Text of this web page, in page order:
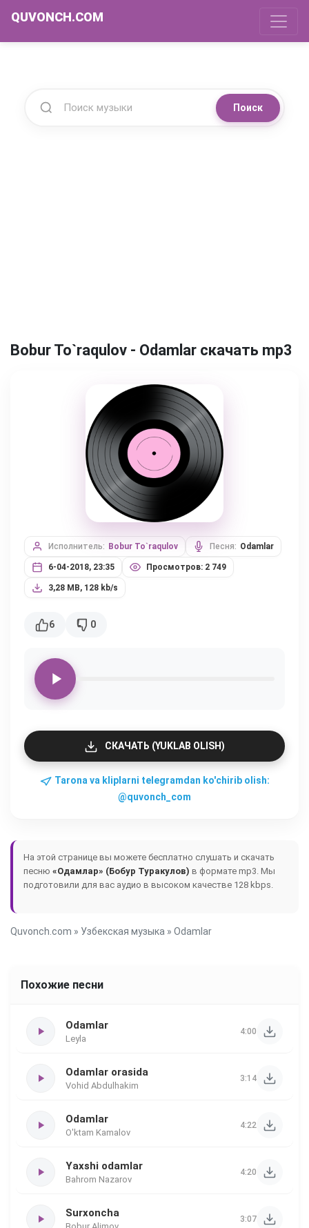
QUVONCH.COM
Поиск
Bobur To`raqulov - Odamlar скачать mp3
Исполнитель: Bobur To`raqulov Песня: Odamlar
6-04-2018, 23:35 Просмотров: 2 749
3,28 MB, 128 kb/s
6 0
СКАЧАТЬ (YUKLAB OLISH)
Tarona va kliplarni telegramdan ko'chirib olish:
@quvonch_com
На этой странице вы можете бесплатно слушать и скачать
песню «Одамлар» (Бобур Туракулов) в формате mp3. Мы
подготовили для вас аудио в высоком качестве 128 kbps.
Quvonch.com » Узбекская музыка » Odamlar
Похожие песни
Odamlar
Leyla
4:00
Odamlar orasida
Vohid Abdulhakim
3:14
Odamlar
O'ktam Kamalov
4:22
Yaxshi odamlar
Bahrom Nazarov
4:20
Surxoncha
Bobur Alimov
3:07